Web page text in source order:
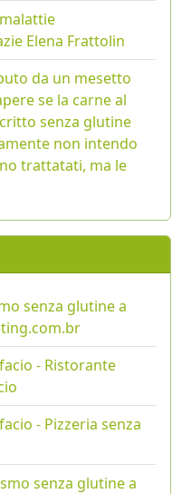
Elena Frattolin
da un mesetto
se la carne al
senza glutine
non intendo
trattatati, ma le
senza glutine a
- Ristorante
- Pizzeria senza
senza glutine a